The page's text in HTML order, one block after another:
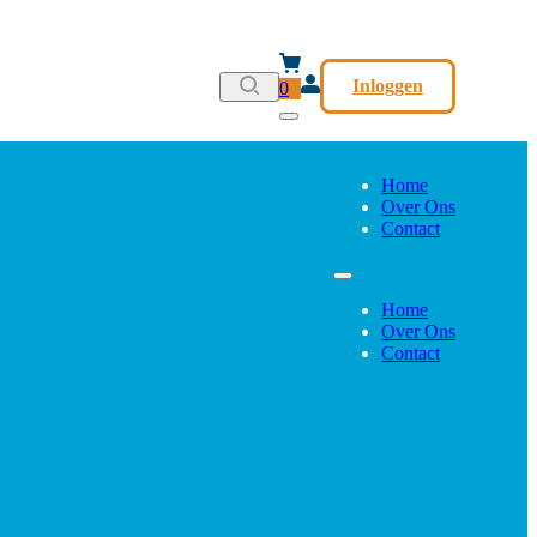
0 Inloggen
Home
Over Ons
Contact
Home
Over Ons
Contact